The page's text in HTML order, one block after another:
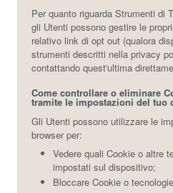
Per quanto riguarda Strumenti di
gli Utenti possono gestire le
relativo link di opt out (qualora
strumenti descritti nella privacy
contattando quest'ultima
Come controllare o eliminare
tramite le impostazioni del tuo
Gli Utenti possono utilizzare le
browser per:
Vedere quali Cookie o altre
impostati sul dispositivo;
Bloccare Cookie o